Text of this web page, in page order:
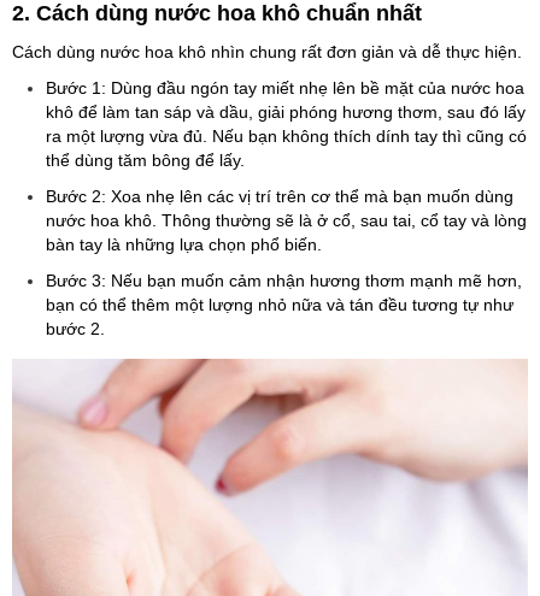
2. Cách dùng nước hoa khô chuẩn nhất
Cách dùng nước hoa khô nhìn chung rất đơn giản và dễ thực hiện.
Bước 1: Dùng đầu ngón tay miết nhẹ lên bề mặt của nước hoa
khô để làm tan sáp và dầu, giải phóng hương thơm, sau đó lấy
ra một lượng vừa đủ. Nếu bạn không thích dính tay thì cũng có
thể dùng tăm bông để lấy.
Bước 2: Xoa nhẹ lên các vị trí trên cơ thể mà bạn muốn dùng
nước hoa khô. Thông thường sẽ là ở cổ, sau tai, cổ tay và lòng
bàn tay là những lựa chọn phổ biến.
Bước 3: Nếu bạn muốn cảm nhận hương thơm mạnh mẽ hơn,
bạn có thể thêm một lượng nhỏ nữa và tán đều tương tự như
bước 2.